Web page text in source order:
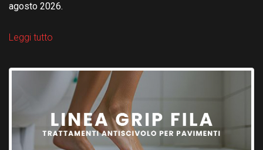
agosto 2026.
Leggi tutto